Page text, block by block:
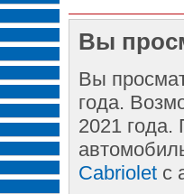
Вы
Вы
года.
2021 года.
Cabrioletс